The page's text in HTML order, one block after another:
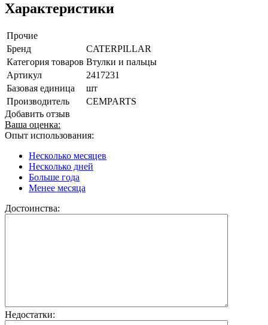
Характеристики
Прочие
Бренд
CATERPILLAR
Категория товаров Втулки и пальцы
Артикул
2417231
Базовая единица
шт
Производитель
CEMPARTS
Добавить отзыв
Ваша оценка:
Опыт использования:
Несколько месяцев
Несколько дней
Больше года
Менее месяца
Достоинства:
Недостатки: